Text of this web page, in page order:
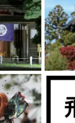
ノロジー・ガジェット
・映画
ネス・起業
づくり・地域活性化